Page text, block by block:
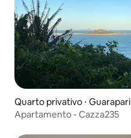
Quarto privativo ⋅ Guarapari
Apartamento - Cazza235